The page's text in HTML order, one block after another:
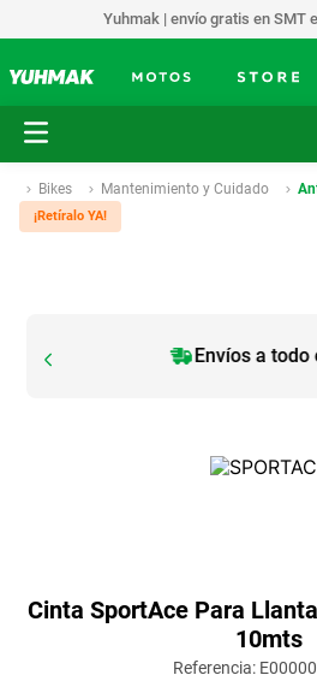
Yuhmak | envío gratis en SMT
Bikes Mantenimiento y Cuidado
¡Retíralo YA!
Envíos a todo
Cinta SportAce Para
10mts
Referencia: